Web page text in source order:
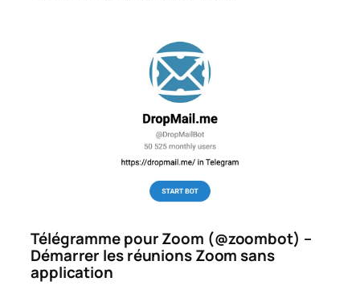
Télégramme pour Zoom (@zoombot) –
Démarrer les réunions Zoom sans
application